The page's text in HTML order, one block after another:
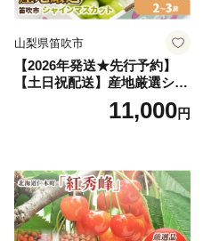
山梨県笛吹市
【2026年発送★先行予約】
【土日祝配送】産地厳選シャ
インマスカット1.2kg～1.3kg
（2房～3房）※沖縄・離島配
笛吹市 山梨県 フルーツ 果物
ぶどう 葡萄 大粒 シャインマ
スカット おすすめ シャイン
マスカット 贈答 ギフト 産地
笛吹市 シャインマスカット
11,000円